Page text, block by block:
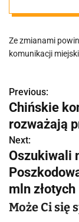
w
Ze zmianami
komunikacji
N
a
w
i
g
a
Previous:
Chińskie
rozważają
Next:
Oszukiwali
mln złotych
Może Ci się